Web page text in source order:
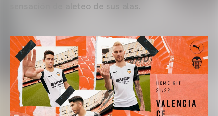
sensación de aleteo de sus alas.